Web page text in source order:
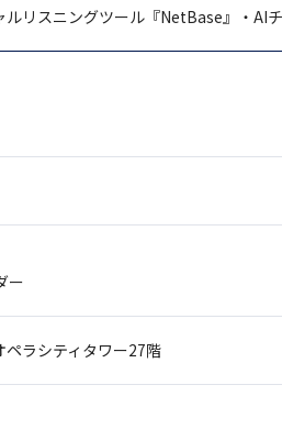
リスニングツール『NetBase』・AI
ー
ペラシティタワー27階